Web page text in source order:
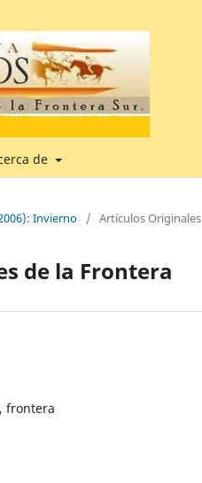
de
Invierno / Artículos Originales
de la Frontera
frontera